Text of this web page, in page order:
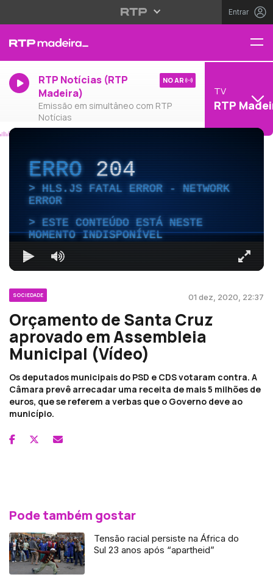
Entrar
RTP Notícias (RTP
Madeira)
Emissão em simultâneo com RTP
Notícias
NO AR
TV
RTP
ERRO204
HLS.JS FATAL ERROR - NETWORK
ERROR
ESTE CONTEÚDO ESTÁ NESTE
MOMENTO INDISPONÍVEL
SOCIEDADE 01 dez, 2020, 22:37
Orçamento de Santa Cruz
aprovado em Assembleia
Municipal (Vídeo)
Os deputados municipais do PSD e CDS votaram contra. A
Câmara prevê arrecadar uma receita de mais 5 milhões de
euros, que se referem a verbas que o Governo deve ao
município.
Pode também gostar
Tensão racial persiste na África do
Sul 23 anos após “apartheid”